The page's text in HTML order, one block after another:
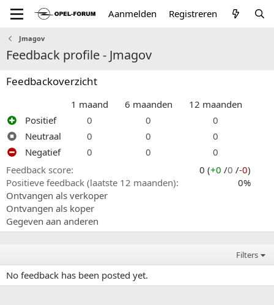
Aanmelden Registreren
Jmagov
Feedback profile - Jmagov
Feedbackoverzicht
1 maand 6 maanden
12 maanden
Positief
0 0
0
Neutraal
0 0
0
Negatief
0 0
0
Feedback score
0 (+0 /0 /-0)
Positieve feedback (laatste 12 maanden)
0%
Ontvangen als verkoper
Ontvangen als koper
Gegeven aan anderen
Filters
No feedback has been posted yet.